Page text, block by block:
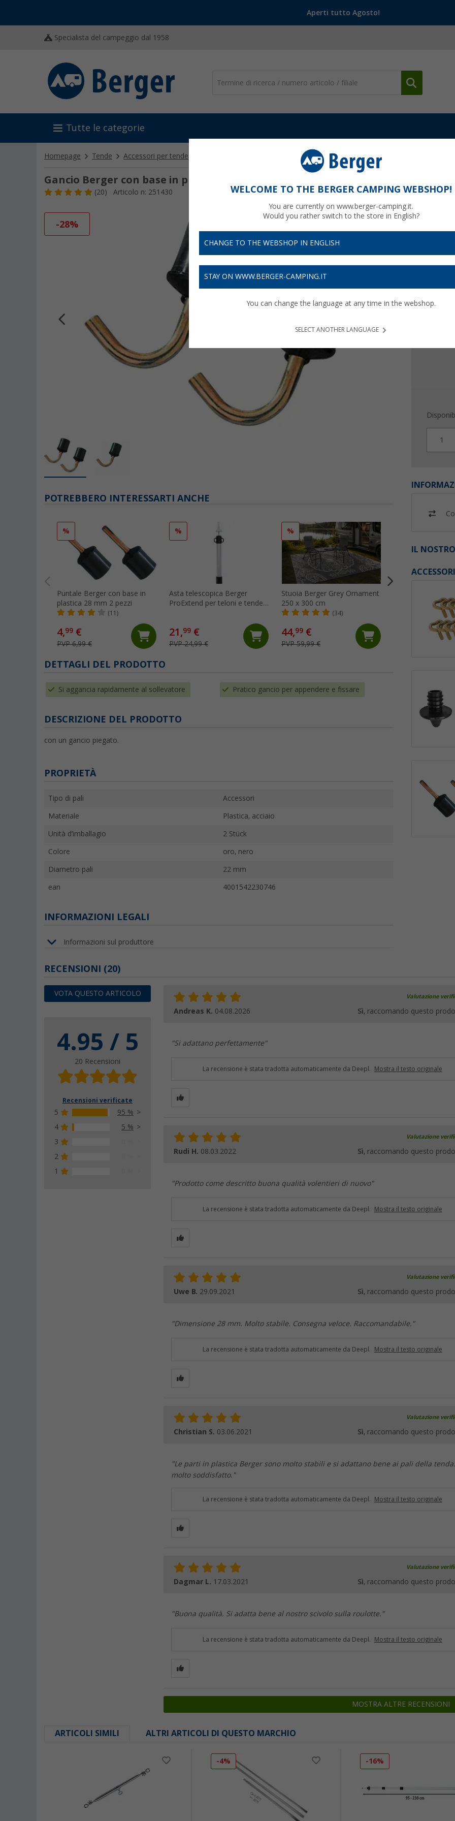
Aperti tutto Agosto!
Specialista del campeggio dal 1958
Tutte le categorie
Homepage Tende Accessori per tende Gancio Berger con base in plastica 2 pezzi
Gancio Berger con base in plastica 22 mm 2 pezzi
(20) Articolo n: 251430
-28%
1
IL
ACCESSORI
POTREBBERO INTERESSARTI ANCHE
%
Puntale Berger con base in
plastica 28 mm 2 pezzi
(11)
4,99 €
PVP 6,99 €
%
Asta telescopica Berger
ProExtend per teloni e tende
21,99 €
PVP 24,99 €
%
Stuoia Berger Grey Ornament
250 x 300 cm
(34)
44,99 €
PVP 59,99 €
(24)
DETTAGLI DEL PRODOTTO
Si aggancia rapidamente al sollevatore Pratico gancio per appendere e fissare
DESCRIZIONE DEL PRODOTTO
con un gancio piegato.
PROPRIETÀ
Tipo di pali Accessori
Materiale Plastica, acciaio
Unità d’imballagio 2 Stück
Colore oro, nero
Diametro pali 22 mm
ean 4001542230746
INFORMAZIONI LEGALI
Informazioni sul produttore
RECENSIONI (20)
VOTA QUESTO ARTICOLO
4.95 / 5
20 Recensioni
Recensioni verificate
5
95 %
4
5 %
3
2
1
Valutazione
Andreas K. 04.08.2026 Sì, raccomando questo
"Si adattano perfettamente"
La recensione è stata tradotta automaticamente da Deepl. Mostra il testo originale
Valutazione
Rudi H. 08.03.2022 Sì, raccomando questo
"Prodotto come descritto buona qualità volentieri di nuovo"
La recensione è stata tradotta automaticamente da Deepl. Mostra il testo originale
Valutazione
Uwe B. 29.09.2021 Sì, raccomando questo
"Dimensione 28 mm. Molto stabile. Consegna veloce. Raccomandabile."
La recensione è stata tradotta automaticamente da Deepl. Mostra il testo originale
Valutazione
Christian S. 03.06.2021 Sì, raccomando questo
"Le parti in plastica Berger sono molto stabili e si adattano bene ai pali della
molto soddisfatto."
La recensione è stata tradotta automaticamente da Deepl. Mostra il testo originale
Valutazione
Dagmar L. 17.03.2021 Sì, raccomando questo
"Buona qualità. Si adatta bene al nostro scivolo sulla roulotte."
La recensione è stata tradotta automaticamente da Deepl. Mostra il testo originale
MOSTRA ALTRE RECENSIONI
ARTICOLI SIMILI ALTRI ARTICOLI DI QUESTO MARCHIO
-4% -16%
WELCOME TO THE BERGER CAMPING WEBSHOP!
You are currently on www.berger-camping.it.
Would you rather switch to the store in English?
CHANGE TO THE WEBSHOP IN ENGLISH
STAY ON WWW.BERGER-CAMPING.IT
You can change the language at any time in the webshop.
SELECT ANOTHER LANGUAGE